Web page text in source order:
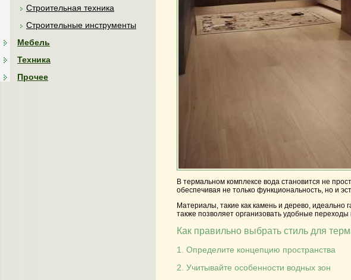
Строительная техника
Строительные инструменты
Мебель
Техника
Прочее
В термальном комплексе вода становится не
обеспечивая не только функциональность, но и
Материалы, такие как камень и дерево,
также позволяет организовать удобные
Как правильно выбрать стиль для
1. Определите концепцию пространства
2. Учитывайте особенности водных зон